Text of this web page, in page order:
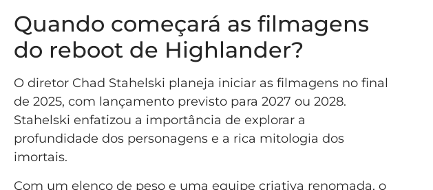
Quando começará as filmagens
do reboot de Highlander?
O diretor Chad Stahelski planeja iniciar as filmagens no final
de 2025, com lançamento previsto para 2027 ou 2028.
Stahelski enfatizou a importância de explorar a
profundidade dos personagens e a rica mitologia dos
imortais.
Com um elenco de peso e uma equipe criativa renomada, o